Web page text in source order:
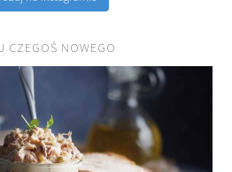
CZEGOŚ NOWEGO